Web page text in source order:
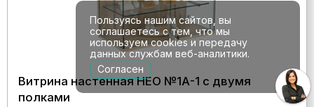
Витрина настенная НЕО №1А-1 с двумя
полками
Пользуясь нашим сайтов, вы
соглашаетесь с тем, что мы
используем cookies и передачу
данных службам веб-аналитики.
Согласен